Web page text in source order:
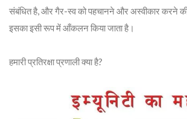
संबंधित है, और गैर-स्व को पहचानने और अस्वीकार करने की
इसका इसी रूप में आँकलन किया जाता है।
हमारी प्रतिरक्षा प्रणाली क्या है?